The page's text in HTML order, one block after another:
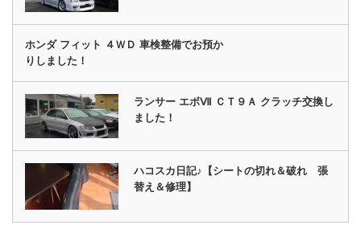
ホンダ フィット ４ＷＤ 車検整備でお預か
りしました！
ランサー エボⅦ ＣＴ９Ａ クラッチ交換し
ました！
ハコスカ日記♪【シートの切れ＆破れ 張
替え＆修理】